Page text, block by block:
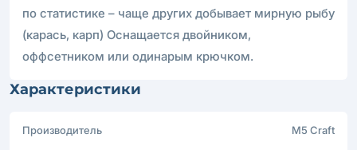
по статистике – чаще других добывает мирную рыбу
(карась, карп) Оснащается двойником,
оффсетником или одинарым крючком.
Характеристики
Производитель M5 Craft